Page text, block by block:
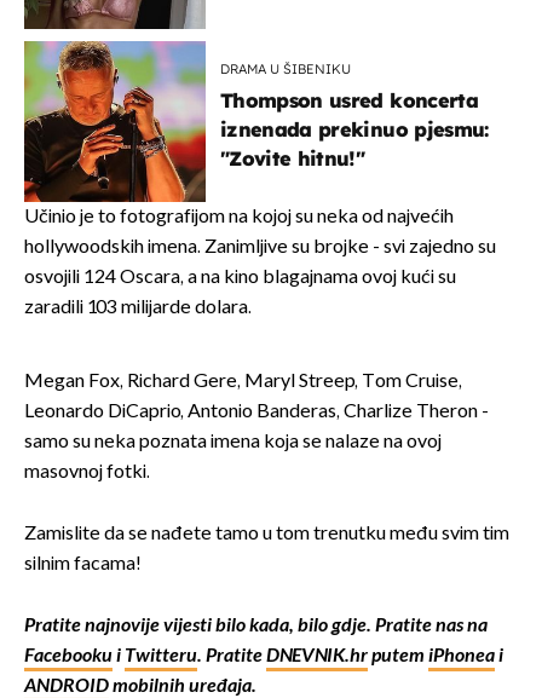
DRAMA U ŠIBENIKU
Thompson usred koncerta
iznenada prekinuo pjesmu:
"Zovite hitnu!"
Učinio je to fotografijom na kojoj su neka od najvećih
hollywoodskih imena. Zanimljive su brojke - svi zajedno su
osvojili 124 Oscara, a na kino blagajnama ovoj kući su
zaradili 103 milijarde dolara.
Megan Fox, Richard Gere, Maryl Streep, Tom Cruise,
Leonardo DiCaprio, Antonio Banderas, Charlize Theron -
samo su neka poznata imena koja se nalaze na ovoj
masovnoj fotki.
Zamislite da se nađete tamo u tom trenutku među svim tim
silnim facama!
Pratite najnovije vijesti bilo kada, bilo gdje. Pratite nas na
Facebookui Twitteru. PratiteDNEVNIK.hrputem iPhoneai
ANDROIDmobilnih uređaja.